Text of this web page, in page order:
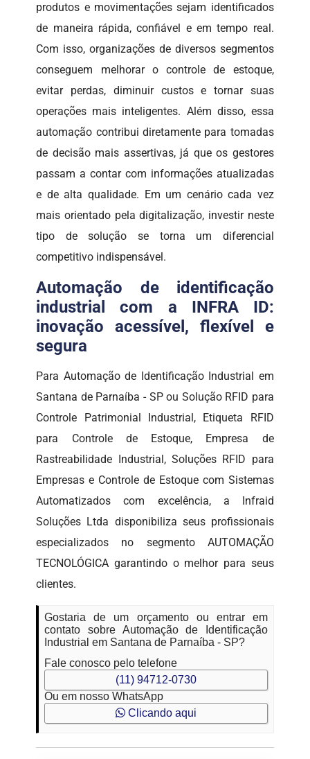
produtos e movimentações sejam identificados
de maneira rápida, confiável e em tempo real.
Com isso, organizações de diversos segmentos
conseguem melhorar o controle de estoque,
evitar perdas, diminuir custos e tornar suas
operações mais inteligentes. Além disso, essa
automação contribui diretamente para tomadas
de decisão mais assertivas, já que os gestores
passam a contar com informações atualizadas
e de alta qualidade. Em um cenário cada vez
mais orientado pela digitalização, investir neste
tipo de solução se torna um diferencial
competitivo indispensável.
Automação de identificação
industrial com a INFRA ID:
inovação acessível, flexível e
segura
Para Automação de Identificação Industrial em
Santana de Parnaíba - SP ou Solução RFID para
Controle Patrimonial Industrial, Etiqueta RFID
para Controle de Estoque, Empresa de
Rastreabilidade Industrial, Soluções RFID para
Empresas e Controle de Estoque com Sistemas
Automatizados com excelência, a Infraid
Soluções Ltda disponibiliza seus profissionais
especializados no segmento AUTOMAÇÃO
TECNOLÓGICA garantindo o melhor para seus
clientes.
Gostaria de um orçamento ou entrar em
contato sobre Automação de Identificação
Industrial em Santana de Parnaíba - SP?
Fale conosco pelo telefone
(11) 94712-0730
Ou em nosso WhatsApp
Clicando aqui